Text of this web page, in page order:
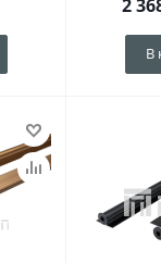
2
В